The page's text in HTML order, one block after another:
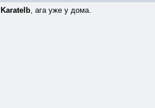
Karatelb, ага уже у дома.